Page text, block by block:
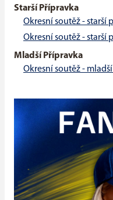
Starší Přípravka
Okresní soutěž - starší
Okresní soutěž - starší
Mladší Přípravka
Okresní soutěž -